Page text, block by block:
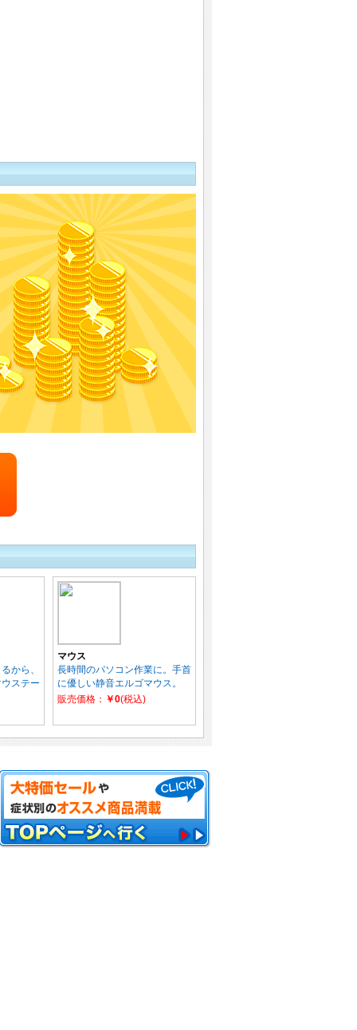
から、
ステー
マウス
長時間のパソコン作業に。手首
に優しい静音エルゴマウス。
販売価格：
￥0(税込)